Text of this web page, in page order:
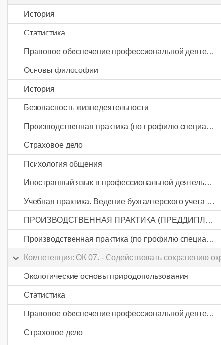
История
Статистика
Правовое обеспечение профессиональной деятельности
Основы философии
История
Безопасность жизнедеятельности
Производственная практика (по профилю специальности). Ведение бухгалтерского учета источников формирования активов, выполнение работ по инвентаризации активов и финансовых обязательств организации
Страховое дело
Психология общения
Иностранный язык в профессиональной деятельности
Учебная практика. Ведение бухгалтерского учета источников формирования активов, выполнение работ по инвентаризации активов и финансовых обязательств организации
ПРОИЗВОДСТВЕННАЯ ПРАКТИКА (ПРЕДДИПЛОМНАЯ)
Производственная практика (по профилю специальности). Документирование хозяйственных операций и ведение бухгалтерского учета активов организации
Компетенция: ОК 07. - Содействовать сохранению
Экологические основы природопользования
Статистика
Правовое обеспечение профессиональной деятельности
Страховое дело